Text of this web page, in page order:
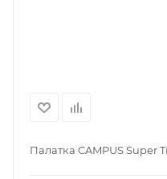
Палатка CAMPUS Super